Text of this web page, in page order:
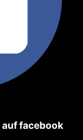
auf facebook